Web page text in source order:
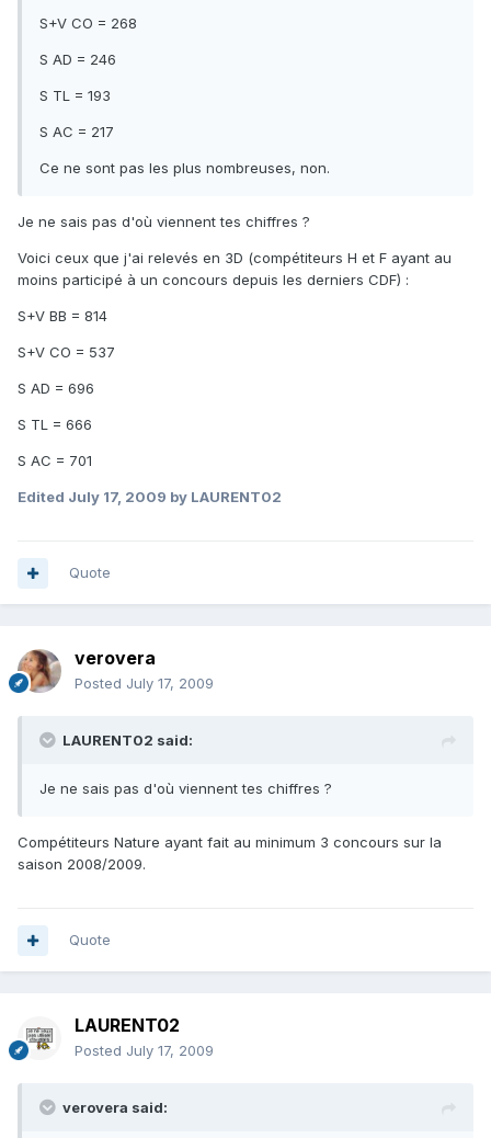
S+V CO = 268
S AD = 246
S TL = 193
S AC = 217
Ce ne sont pas les plus nombreuses, non.
Je ne sais pas d'où viennent tes chiffres ?
Voici ceux que j'ai relevés en 3D (compétiteurs H et F ayant au
moins participé à un concours depuis les derniers CDF) :
S+V BB = 814
S+V CO = 537
S AD = 696
S TL = 666
S AC = 701
Edited July 17, 2009 by LAURENT02
Quote
verovera
Posted July 17, 2009
LAURENT02 said:
Je ne sais pas d'où viennent tes chiffres ?
Compétiteurs Nature ayant fait au minimum 3 concours sur la
saison 2008/2009.
Quote
LAURENT02
Posted July 17, 2009
verovera said: